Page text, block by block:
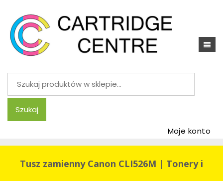
Szukaj:
Szukaj
Moje konto
Tusz zamienny Canon CLI526M | Tonery i